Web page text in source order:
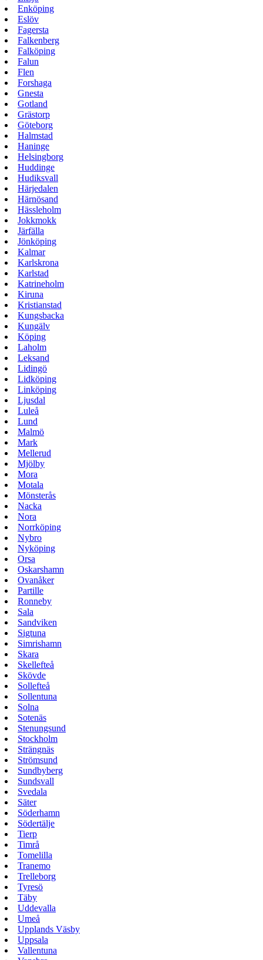
Enköping
Eslöv
Fagersta
Falkenberg
Falköping
Falun
Flen
Forshaga
Gnesta
Gotland
Grästorp
Göteborg
Halmstad
Haninge
Helsingborg
Huddinge
Hudiksvall
Härjedalen
Härnösand
Hässleholm
Jokkmokk
Järfälla
Jönköping
Kalmar
Karlskrona
Karlstad
Katrineholm
Kiruna
Kristianstad
Kungsbacka
Kungälv
Köping
Laholm
Leksand
Lidingö
Lidköping
Linköping
Ljusdal
Luleå
Lund
Malmö
Mark
Mellerud
Mjölby
Mora
Motala
Mönsterås
Nacka
Nora
Norrköping
Nybro
Nyköping
Orsa
Oskarshamn
Ovanåker
Partille
Ronneby
Sala
Sandviken
Sigtuna
Simrishamn
Skara
Skellefteå
Skövde
Sollefteå
Sollentuna
Solna
Sotenäs
Stenungsund
Stockholm
Strängnäs
Strömsund
Sundbyberg
Sundsvall
Svedala
Säter
Söderhamn
Södertälje
Tierp
Timrå
Tomelilla
Tranemo
Trelleborg
Tyresö
Täby
Uddevalla
Umeå
Upplands Väsby
Uppsala
Vallentuna